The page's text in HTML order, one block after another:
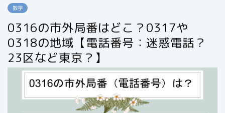
数学
0316の市外局番はどこ？0317や
0318の地域【電話番号：迷惑電話？
23区など東京？】